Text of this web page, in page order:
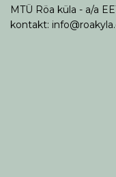
MTÜ Röa küla - a/a
kontakt: